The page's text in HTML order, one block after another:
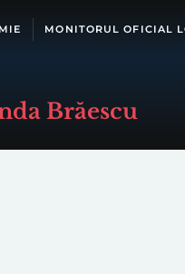
MONITORUL OFICIAL
Brăescu